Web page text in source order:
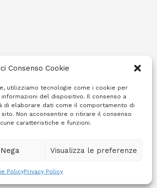
Consenso Cookie
utilizziamo tecnologie come i cookie per
del dispositivo. Il consenso a
di elaborare dati come il comportamento di
sito. Non acconsentire o ritirare il consenso
caratteristiche e funzioni.
Nega Visualizza le preferenze
PolicyPrivacy Policy